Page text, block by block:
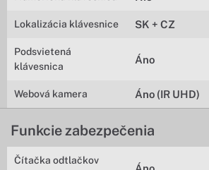
Lokalizácia klávesnice SK + CZ
Podsvietená
klávesnica
Áno
Webová kamera Áno (IR UHD)
Funkcie zabezpečenia
Čítačka odtlačkov